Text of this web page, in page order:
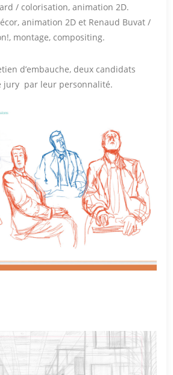
/ colorisation, animation 2D.
animation 2D et Renaud Buvat /
montage, compositing.
d’embauche, deux candidats
jury par leur personnalité.